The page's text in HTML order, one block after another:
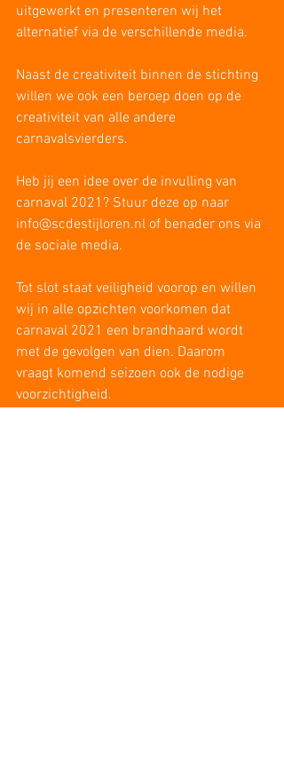
uitgewerkt en presenteren wij het
alternatief via de verschillende media.
Naast de creativiteit binnen de stichting
willen we ook een beroep doen op de
creativiteit van alle andere
carnavalsvierders.
Heb jij een idee over de invulling van
carnaval 2021? Stuur deze op naar
info@scdestijloren.nl of benader ons via
de sociale media.
Tot slot staat veiligheid voorop en willen
wij in alle opzichten voorkomen dat
carnaval 2021 een brandhaard wordt
met de gevolgen van dien. Daarom
vraagt komend seizoen ook de nodige
voorzichtigheid.